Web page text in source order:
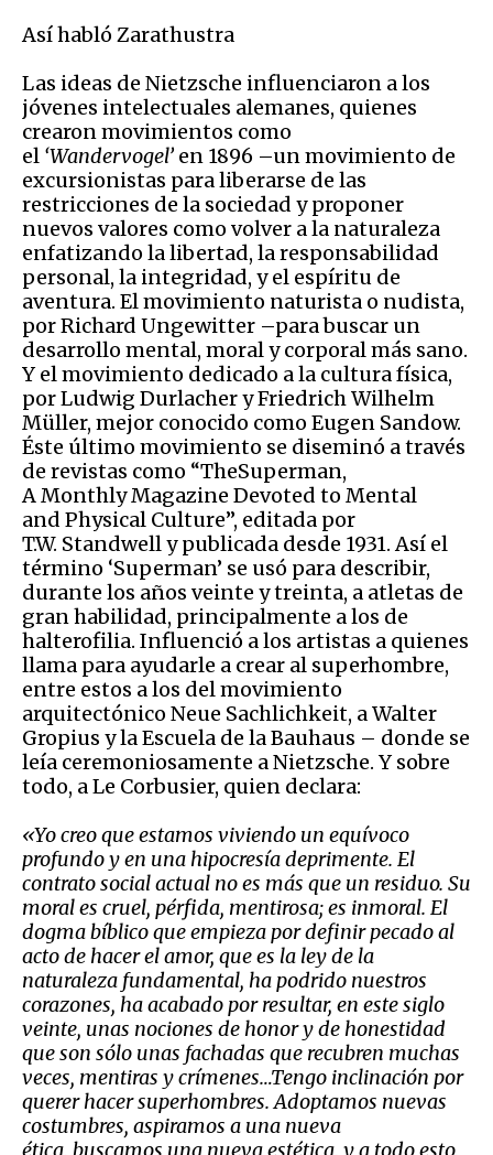
Así habló Zarathustra
Las ideas de Nietzsche influenciaron a los
jóvenes intelectuales alemanes, quienes
crearon movimientos como
el ‘Wandervogel’ en 1896 –un movimiento de
excursionistas para liberarse de las
restricciones de la sociedad y proponer
nuevos valores como volver a la naturaleza
enfatizando la libertad, la responsabilidad
personal, la integridad, y el espíritu de
aventura. El movimiento naturista o nudista,
por Richard Ungewitter –para buscar un
desarrollo mental, moral y corporal más sano.
Y el movimiento dedicado a la cultura física,
por Ludwig Durlacher y Friedrich Wilhelm
Müller, mejor conocido como Eugen Sandow.
Éste último movimiento se diseminó a través
de revistas como “TheSuperman,
A Monthly Magazine Devoted to Mental
and Physical Culture”, editada por
T.W. Standwell y publicada desde 1931. Así el
término ‘Superman’ se usó para describir,
durante los años veinte y treinta, a atletas de
gran habilidad, principalmente a los de
halterofilia. Influenció a los artistas a quienes
llama para ayudarle a crear al superhombre,
entre estos a los del movimiento
arquitectónico Neue Sachlichkeit, a Walter
Gropius y la Escuela de la Bauhaus – donde se
leía ceremoniosamente a Nietzsche. Y sobre
todo, a Le Corbusier, quien declara:
«Yo creo que estamos viviendo un equívoco
profundo y en una hipocresía deprimente. El
contrato social actual no es más que un residuo. Su
moral es cruel, pérfida, mentirosa; es inmoral. El
dogma bíblico que empieza por definir pecado al
acto de hacer el amor, que es la ley de la
naturaleza fundamental, hapodrido nuestros
corazones, ha acabado por resultar, en este siglo
veinte, unas nociones de honor y de honestidad
que son sólo unas fachadas que recubren muchas
veces, mentiras y crímenes…Tengo inclinación por
querer hacer superhombres. Adoptamos nuevas
costumbres, aspiramos a una nueva
ética, buscamos una nueva estética, y a todo esto,